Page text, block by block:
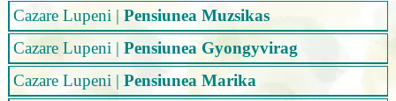
Cazare Lupeni | Pensiunea Muzsikas
Cazare Lupeni | Pensiunea Gyongyvirag
Cazare Lupeni | Pensiunea Marika